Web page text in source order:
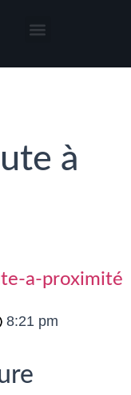
à
a-proximité
8:21 pm